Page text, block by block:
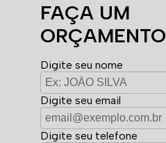
FAÇA UM
ORÇAMENTO
Digite seu nome
Digite seu email
Digite seu telefone